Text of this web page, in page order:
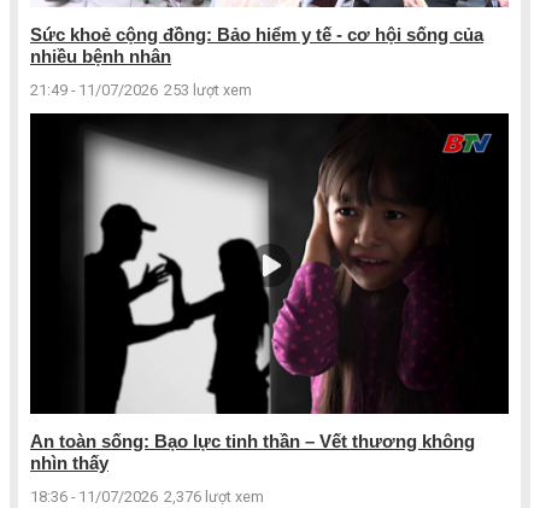
Sức khoẻ cộng đồng: Bảo hiểm y tế - cơ hội sống của
nhiều bệnh nhân
21:49 - 11/07/2026 253 lượt xem
An toàn sống: Bạo lực tinh thần – Vết thương không
nhìn thấy
18:36 - 11/07/2026 2,376 lượt xem